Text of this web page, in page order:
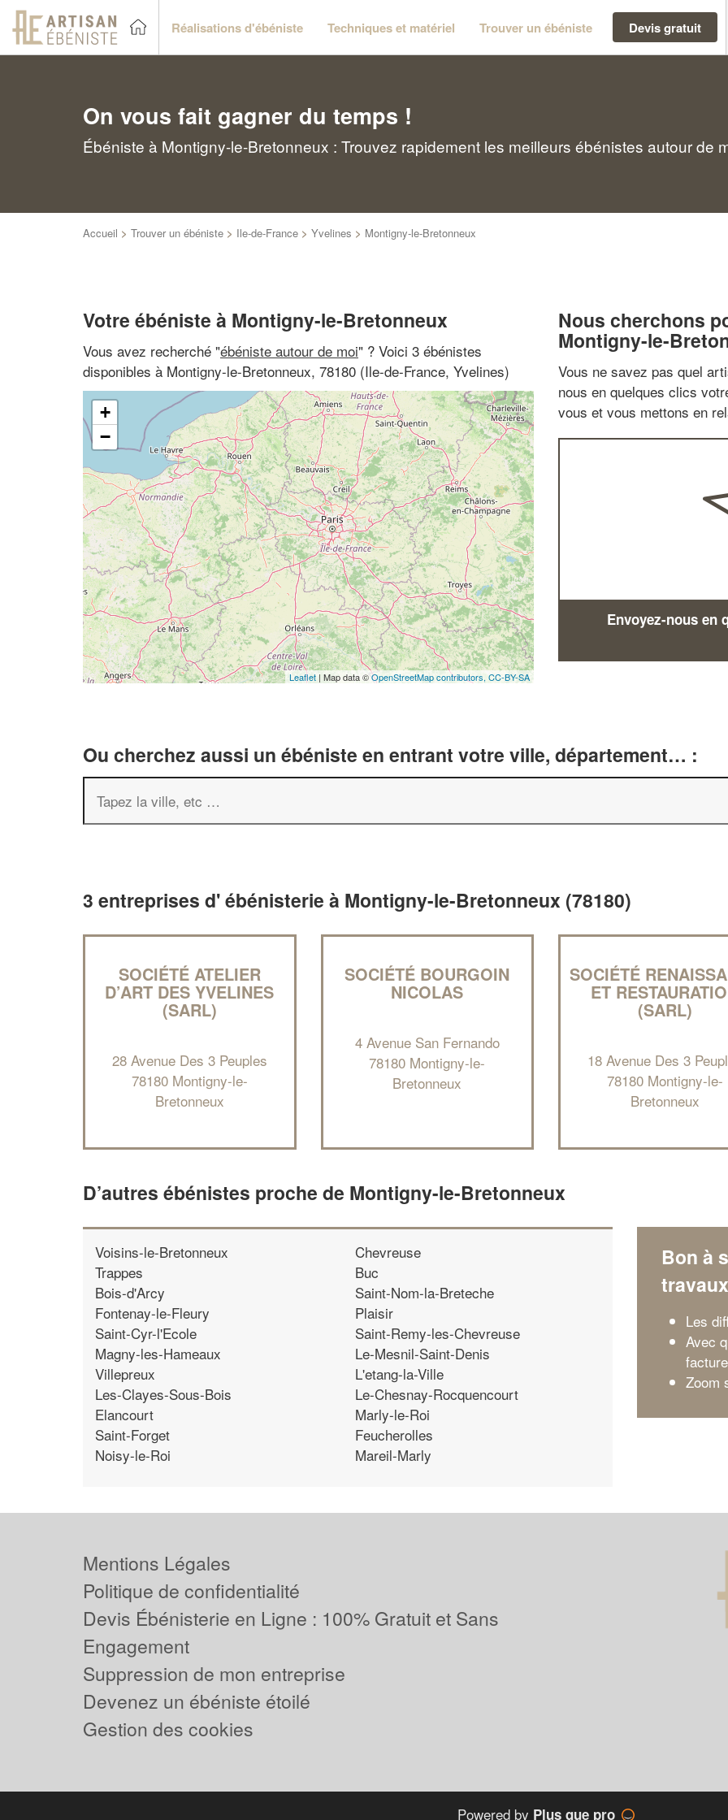
Réalisations d'ébéniste Techniques et matériel Trouver un ébéniste Devis gratuit
On vous fait gagner du temps !
Ébéniste à Montigny-le-Bretonneux : Trouvez rapidement les meilleurs ébénistes autour de
Accueil > Trouver un ébéniste > Ile-de-France > Yvelines > Montigny-le-Bretonneux
Votre ébéniste à Montigny-le-Bretonneux
Vous avez recherché "ébéniste autour de moi" ? Voici 3 ébénistes
disponibles à Montigny-le-Bretonneux, 78180 (Ile-de-France, Yvelines)
+
−
Leaflet | Map data ©OpenStreetMap contributors, CC-BY-SA
Nous cherchons
Montigny-le-
Vous ne savez pas quel
nous en quelques clics
vous et vous mettons en
Envoyez-nous en
Ou cherchez aussi un ébéniste en entrant votre ville, département… :
3 entreprises d' ébénisterie à Montigny-le-Bretonneux (78180)
SOCIÉTÉ ATELIER
D’ART DES YVELINES
(SARL)
28 Avenue Des 3 Peuples
78180 Montigny-le-
Bretonneux
SOCIÉTÉ BOURGOIN
NICOLAS
4 Avenue San Fernando
78180 Montigny-le-
Bretonneux
SOCIÉTÉ
ET
(SARL)
18 Avenue Des 3
78180 Montigny-le-
Bretonneux
D’autres ébénistes proche de Montigny-le-Bretonneux
Voisins-le-Bretonneux
Trappes
Bois-d'Arcy
Fontenay-le-Fleury
Saint-Cyr-l'Ecole
Magny-les-Hameaux
Villepreux
Les-Clayes-Sous-Bois
Elancourt
Saint-Forget
Noisy-le-Roi
Chevreuse
Buc
Saint-Nom-la-Breteche
Plaisir
Saint-Remy-les-Chevreuse
Le-Mesnil-Saint-Denis
L'etang-la-Ville
Le-Chesnay-Rocquencourt
Marly-le-Roi
Feucherolles
Mareil-Marly
Bon à
travaux
Les
Avec
Zoom
Mentions Légales
Politique de confidentialité
Devis Ébénisterie en Ligne : 100% Gratuit et Sans
Engagement
Suppression de mon entreprise
Devenez un ébéniste étoilé
Gestion des cookies
Powered by Plus que pro